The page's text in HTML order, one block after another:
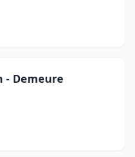
- Demeure